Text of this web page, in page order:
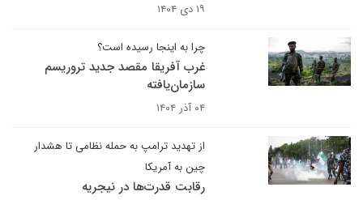
۱۹ دی ۱۴۰۴
چرا به اینجا رسیده است؟
غرب آفریقا مقصد جدید تروریسم
سازمان‌یافته
۰۴ آذر ۱۴۰۴
از تهدید ترامپ به حمله نظامی تا هشدار
چین به آمریکا
رقابت قدرت‌ها در نیجریه